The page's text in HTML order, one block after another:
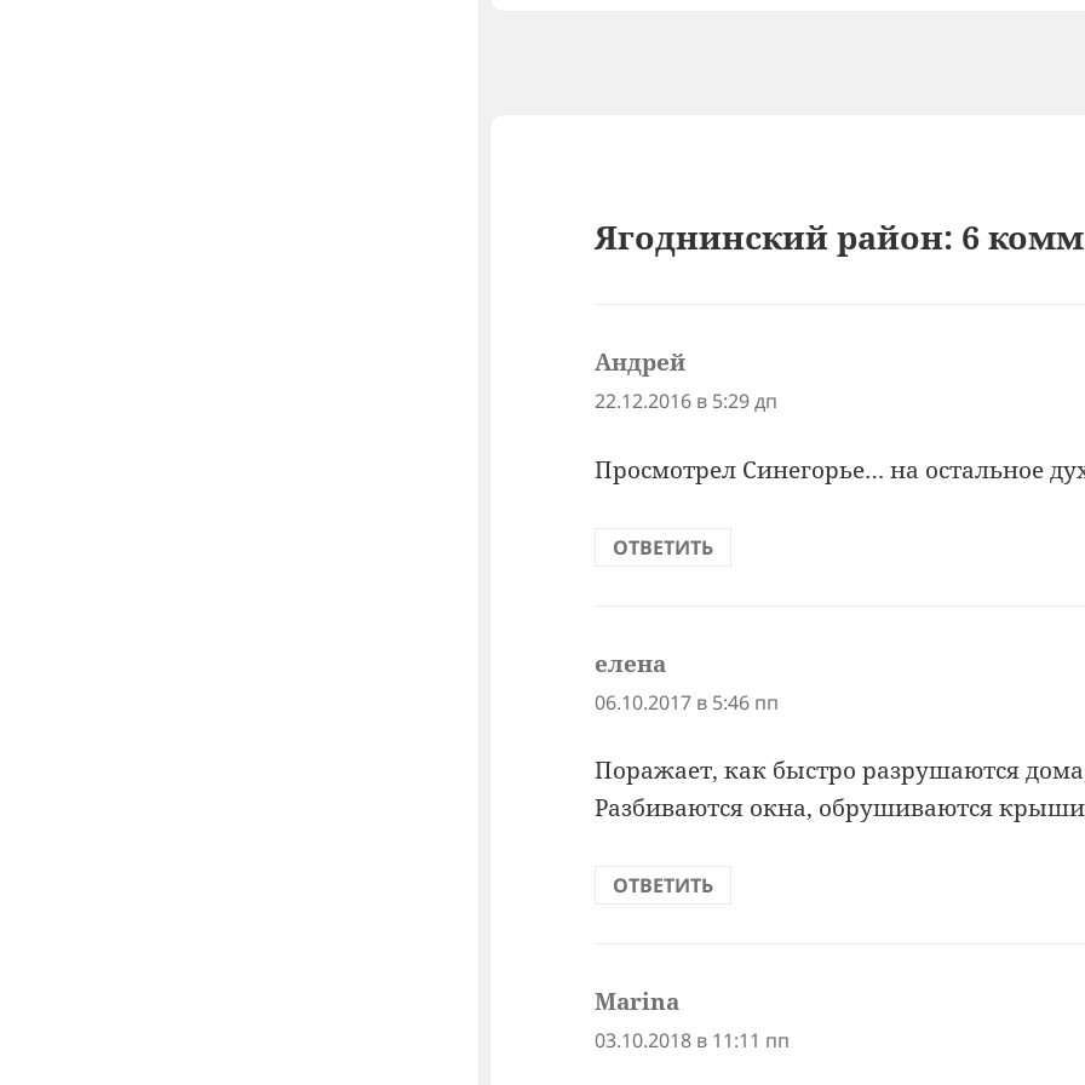
Ягоднинский район: 6
Андрей:
22.12.2016 в 5:29 дп
Просмотрел Синегорье… на остальное
ОТВЕТИТЬ
елена:
06.10.2017 в 5:46 пп
Поражает, как быстро разрушаются
Разбиваются окна, обрушиваются
ОТВЕТИТЬ
Marina:
03.10.2018 в 11:11 пп